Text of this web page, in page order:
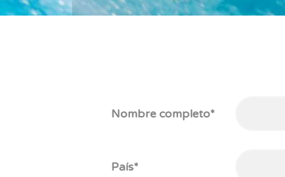
Nombre completo*
País*